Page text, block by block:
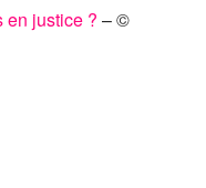
en justice ? – ©